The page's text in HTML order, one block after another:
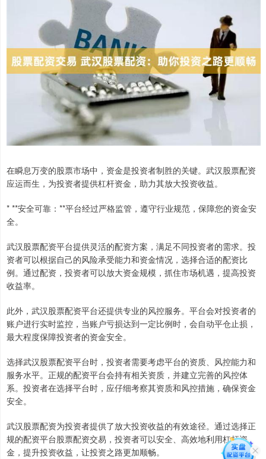
在瞬息万变的股票市场中，资金是投资者制胜的关键。武汉股票配资
应运而生，为投资者提供杠杆资金，助力其放大投资收益。
* **安全可靠：**平台经过严格监管，遵守行业规范，保障您的资金安
全。
武汉股票配资平台提供灵活的配资方案，满足不同投资者的需求。投
资者可以根据自己的风险承受能力和资金情况，选择合适的配资比
例。通过配资，投资者可以放大资金规模，抓住市场机遇，提高投资
收益率。
此外，武汉股票配资平台还提供专业的风控服务。平台会对投资者的
账户进行实时监控，当账户亏损达到一定比例时，会自动平仓止损，
最大程度保障投资者的资金安全。
选择武汉股票配资平台时，投资者需要考虑平台的资质、风控能力和
服务水平。正规的配资平台会持有相关资质，并建立完善的风控体
系。投资者在选择平台时，应仔细考察其资质和风控措施，确保资金
安全。
武汉股票配资为投资者提供了放大投资收益的有效途径。通过选择正
规的配资平台股票配资交易，投资者可以安全、高效地利用杠杆资
金，提升投资收益，让投资之路更加顺畅。